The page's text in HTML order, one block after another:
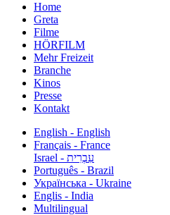
Home
Greta
Filme
HÖRFILM
Mehr Freizeit
Branche
Kinos
Presse
Kontakt
English - English
Français - France
עִבְרִית - Israel
Português - Brazil
Українська - Ukraine
Englis - India
Multilingual